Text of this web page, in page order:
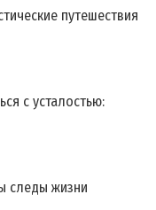
путешествия
с усталостью:
следы жизни